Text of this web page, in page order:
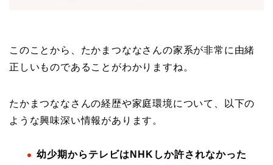
このことから、たかまつななさんの家系が非常に由緒
正しいものであることがわかりますね。
たかまつななさんの経歴や家庭環境について、以下の
ような興味深い情報があります。
幼少期からテレビはNHKしか許されなかった